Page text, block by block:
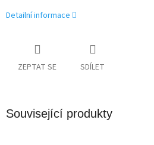
Detailní informace
ZEPTAT SE SDÍLET
Související produkty